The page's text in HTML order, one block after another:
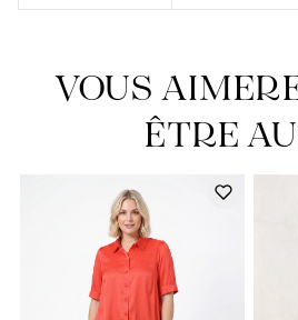
Notre actualité dans le journal
VOUS
ÊTRE